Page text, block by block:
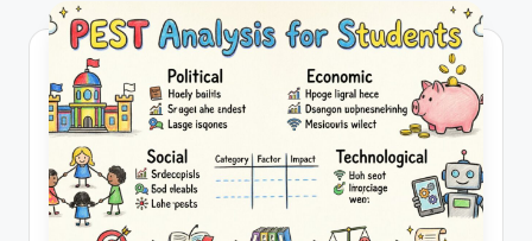
S
p
a
s